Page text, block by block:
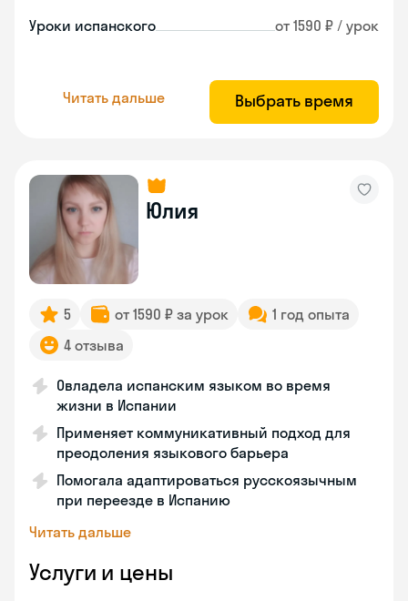
Уроки испанского от 1590 ₽ / урок
Читать дальше Выбрать время
Юлия
5 от 1590 ₽ за урок
1 год опыта
4 отзыва
Овладела испанским языком во время
жизни в Испании
Применяет коммуникативный подход для
преодоления языкового барьера
Помогала адаптироваться русскоязычным
при переезде в Испанию
Читать дальше
Услуги и цены